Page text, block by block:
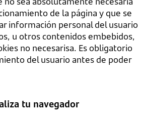
de la página y que se
información personal del usuario
u otros contenidos embebidos,
no necesarisa. Es obligatorio
del usuario antes de poder
tu navegador